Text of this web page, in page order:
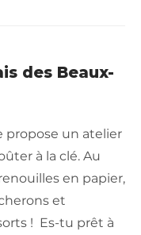
des Beaux-
propose un atelier
à la clé. Au
en papier,
et
! Es-tu prêt à